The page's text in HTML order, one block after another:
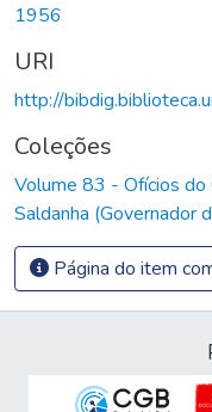
1956
URI
http://
Coleções
Volume 83 - Ofícios
Saldanha (Governador
Página do item